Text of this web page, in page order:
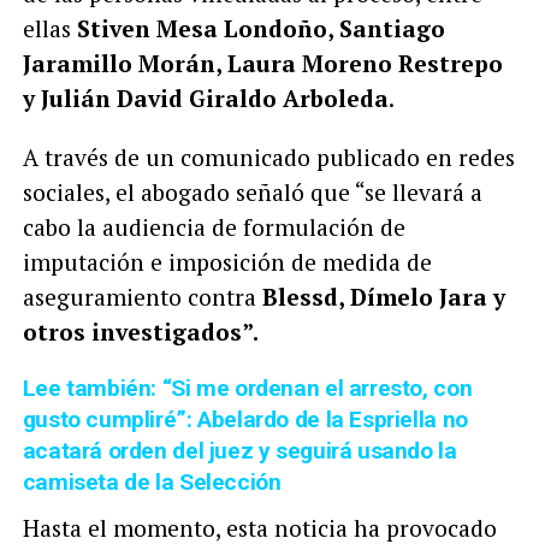
ellas Stiven Mesa Londoño, Santiago
Jaramillo Morán, Laura Moreno Restrepo
y Julián David Giraldo Arboleda.
A través de un comunicado publicado en redes
sociales, el abogado señaló que “se llevará a
cabo la audiencia de formulación de
imputación e imposición de medida de
aseguramiento contra Blessd, Dímelo Jara y
otros investigados”.
Lee también: “Si me ordenan el arresto, con
gusto cumpliré”: Abelardo de la Espriella no
acatará orden del juez y seguirá usando la
camiseta de la Selección
Hasta el momento, esta noticia ha provocado